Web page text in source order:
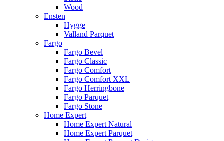
Wood
Ensten
Hygge
Valland Parquet
Fargo
Fargo Bevel
Fargo Classic
Fargo Comfort
Fargo Comfort XXL
Fargo Herringbone
Fargo Parquet
Fargo Stone
Home Expert
Home Expert Natural
Home Expert Parquet